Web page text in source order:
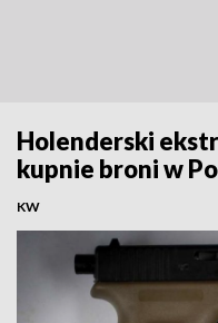
Holenderski
kupnie broni w
KW